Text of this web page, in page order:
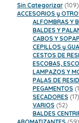
Sin Categorizar 109
ACCESORIOS y
ALFOMBRAS Y
BALDES Y
CABOS Y
CEPILLOS y
CESTOS DE
ESCOBAS,
LAMPAZOS Y
PALAS DE
PEGAMENTOS
SECADORES 1717
VARIOS 5252
BALDES